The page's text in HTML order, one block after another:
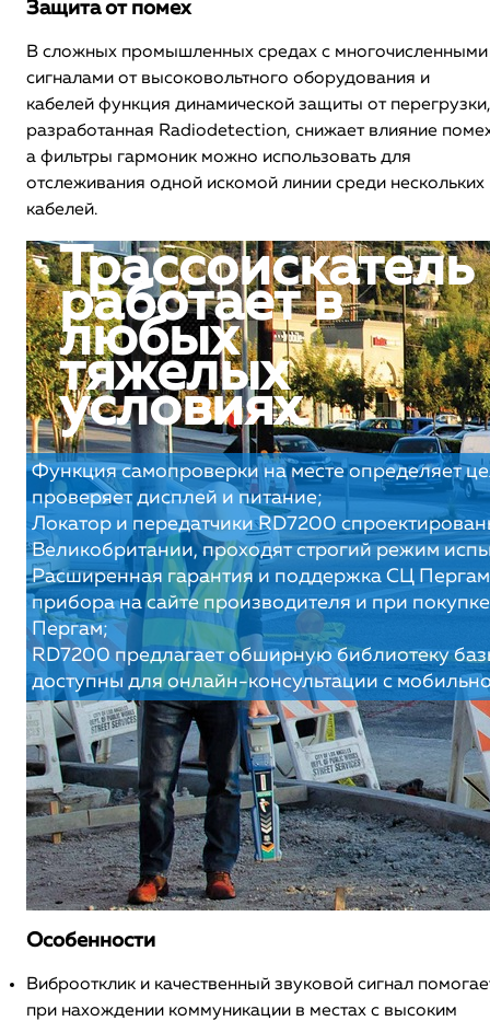
Защита от помех
В сложных промышленных средах с многочисленными
сигналами от высоковольтного оборудования и
кабелей функция динамической защиты от перегрузки,
разработанная Radiodetection, снижает влияние
а фильтры гармоник можно использовать для
отслеживания одной искомой линии среди нескольких
кабелей.
Трассоискатель
работает в
любых
тяжелых
условиях
Функция самопроверки на месте определяет
проверяет дисплей и питание;
Локатор и передатчики RD7200
Великобритании, проходят строгий режим
Расширенная гарантия и поддержка СЦ
прибора на сайте производителя и при
Пергам;
RD7200 предлагает обширную библиотеку
доступны для онлайн-консультации с
Особенности
Виброотклик и качественный звуковой сигнал
при нахождении коммуникации в местах с высоким